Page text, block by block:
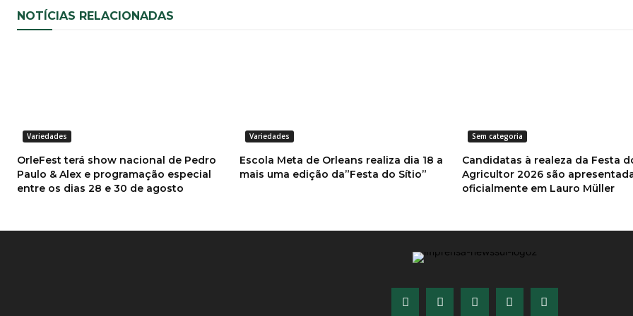
NOTÍCIAS RELACIONADAS
Variedades
OrleFest terá show nacional de Pedro
Paulo & Alex e programação especial
entre os dias 28 e 30 de agosto
Variedades
Escola Meta de Orleans realiza dia 18 a
mais uma edição da”Festa do Sítio”
Sem categoria
Candidatas à realeza da Festa
Agricultor 2026 são
oficialmente em Lauro Müller